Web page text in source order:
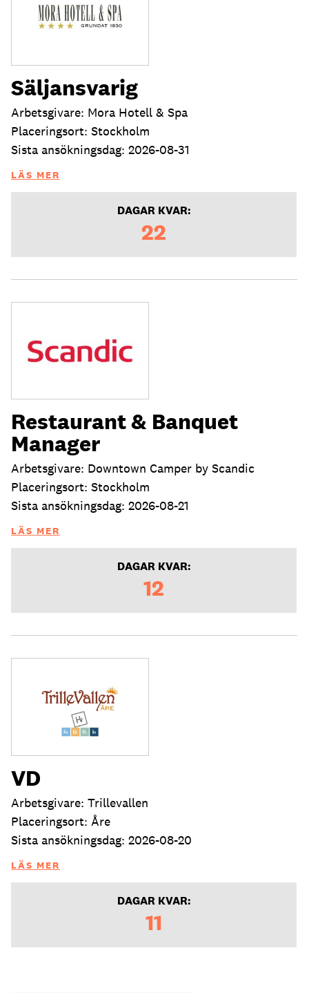
Säljansvarig
Arbetsgivare: Mora Hotell & Spa
Placeringsort: Stockholm
Sista ansökningsdag: 2026-08-31
LÄS MER
DAGAR KVAR:
22
Restaurant & Banquet
Manager
Arbetsgivare: Downtown Camper by Scandic
Placeringsort: Stockholm
Sista ansökningsdag: 2026-08-21
LÄS MER
DAGAR KVAR:
12
VD
Arbetsgivare: Trillevallen
Placeringsort: Åre
Sista ansökningsdag: 2026-08-20
LÄS MER
DAGAR KVAR:
11